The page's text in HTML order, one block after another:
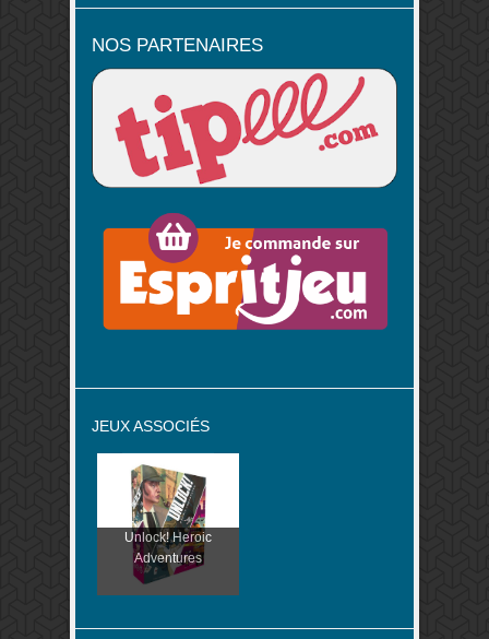
NOS PARTENAIRES
JEUX ASSOCIÉS
Unlock! Heroic
Adventures